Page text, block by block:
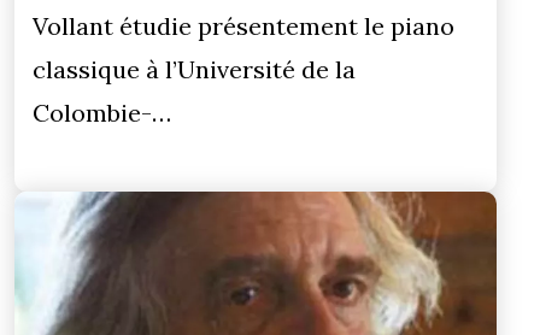
Vollant étudie présentement le piano
classique à l’Université de la
Colombie-…